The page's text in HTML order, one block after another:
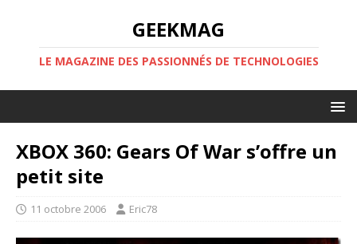
GEEKMAG
LE MAGAZINE DES PASSIONNÉS DE TECHNOLOGIES
XBOX 360: Gears Of War s’offre un
petit site
11 octobre 2006 Eric78